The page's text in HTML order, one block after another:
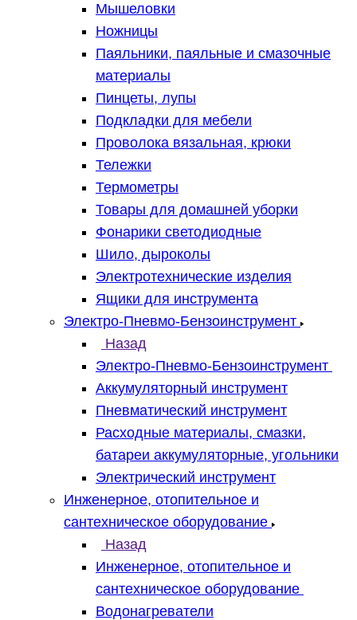
Мышеловки
Ножницы
Паяльники, паяльные и смазочные
материалы
Пинцеты, лупы
Подкладки для мебели
Проволока вязальная, крюки
Тележки
Термометры
Товары для домашней уборки
Фонарики светодиодные
Шило, дыроколы
Электротехнические изделия
Ящики для инструмента
Электро-Пневмо-Бензоинструмент
Назад
Электро-Пневмо-Бензоинструмент
Аккумуляторный инструмент
Пневматический инструмент
Расходные материалы, смазки,
батареи аккумуляторные, угольники
Электрический инструмент
Инженерное, отопительное и
сантехническое оборудование
Назад
Инженерное, отопительное и
сантехническое оборудование
Водонагреватели